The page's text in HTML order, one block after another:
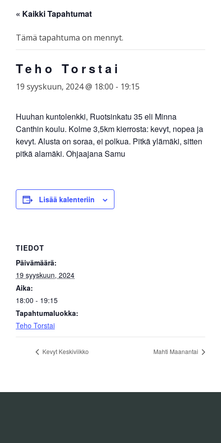
« Kaikki Tapahtumat
Tämä tapahtuma on mennyt.
Teho Torstai
19 syyskuun, 2024 @ 18:00 - 19:15
Huuhan kuntolenkki, Ruotsinkatu 35 eli Minna
Canthin koulu. Kolme 3,5km kierrosta: kevyt, nopea ja
kevyt. Alusta on soraa, ei polkua. Pitkä ylämäki, sitten
pitkä alamäki. Ohjaajana Samu
Lisää kalenteriin
TIEDOT
Päivämäärä:
19 syyskuun, 2024
Aika:
18:00 - 19:15
Tapahtumaluokka:
Teho Torstai
Kevyt Keskiviikko Mahti Maanantai